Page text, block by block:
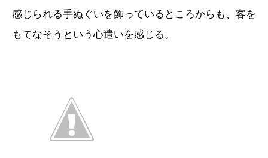
感じられる手ぬぐいを飾っているところからも、客を
もてなそうという心遣いを感じる。